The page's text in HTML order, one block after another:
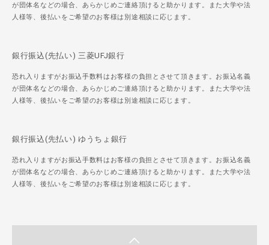
が団体名などの場合、あらかじめご連絡頂けると助かります。また大学や法
人様等、後払いをご希望のお客様は別途相談に応じます。
銀行振込(先払い) 三菱UFJ銀行
恐れ入りますがお振込手数料はお客様の負担とさせて頂きます。お振込名義
が団体名などの場合、あらかじめご連絡頂けると助かります。また大学や法
人様等、後払いをご希望のお客様は別途相談に応じます。
銀行振込(先払い) ゆうちょ銀行
恐れ入りますがお振込手数料はお客様の負担とさせて頂きます。お振込名義
が団体名などの場合、あらかじめご連絡頂けると助かります。また大学や法
人様等、後払いをご希望のお客様は別途相談に応じます。